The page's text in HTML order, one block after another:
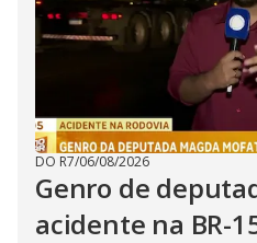
DO R7/06/08/2026
Genro de
acidente na BR-